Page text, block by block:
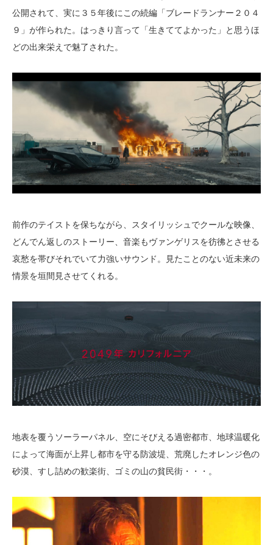
公開されて、実に３５年後にこの続編「ブレードランナー２０４
９」が作られた。はっきり言って「生きててよかった」と思うほ
どの出来栄えで魅了された。
前作のテイストを保ちながら、スタイリッシュでクールな映像、
どんでん返しのストーリー、音楽もヴァンゲリスを彷彿とさせる
哀愁を帯びそれでいて力強いサウンド。見たことのない近未来の
情景を垣間見させてくれる。
地表を覆うソーラーパネル、空にそびえる過密都市、地球温暖化
によって海面が上昇し都市を守る防波堤、荒廃したオレンジ色の
砂漠、すし詰めの歓楽街、ゴミの山の貧民街・・・。